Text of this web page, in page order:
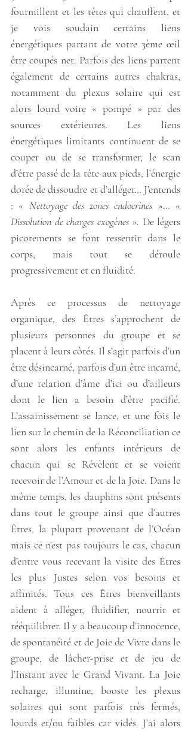
fourmillent et les têtes qui chauffent, et
je vois soudain certains liens
énergétiques partant de votre 3ème œil
être coupés net. Parfois des liens partent
également de certains autres chakras,
notamment du plexus solaire qui est
alors lourd voire « pompé » par des
sources extérieures. Les liens
énergétiques limitants continuent de se
couper ou de se transformer, le scan
d’être passé de la tête aux pieds, l’énergie
dorée de dissoudre et d’alléger… J’entends
: « Nettoyage des zones endocrines
Dissolution de charges exogènes ». De légers
picotements se font ressentir dans le
corps, mais tout se déroule
progressivement et en fluidité.
Après ce processus de nettoyage
organique, des Êtres s’approchent de
plusieurs personnes du groupe et se
placent à leurs côtés. Il s’agit parfois d’un
être désincarné, parfois d’un être incarné,
d’une relation d’âme d’ici ou d’ailleurs
dont le lien a besoin d’être pacifié.
L’assainissement se lance, et une fois le
lien sur le chemin de la Réconciliation ce
sont alors les enfants intérieurs de
chacun qui se Révèlent et se voient
recevoir de l’Amour et de la Joie. Dans le
même temps, les dauphins sont présents
dans tout le groupe ainsi que d’autres
Êtres, la plupart provenant de l’Océan
mais ce n’est pas toujours le cas, chacun
d’entre vous recevant la visite des Êtres
les plus Justes selon vos besoins et
affinités. Tous ces Êtres bienveillants
aident à alléger, fluidifier, nourrir et
rééquilibrer. Il y a beaucoup d’innocence,
de spontanéité et de Joie de Vivre dans le
groupe, de lâcher-prise et de jeu de
l’Instant avec le Grand Vivant. La Joie
recharge, illumine, booste les plexus
solaires qui sont parfois très fermés,
lourds et/ou faibles car vidés. J’ai alors